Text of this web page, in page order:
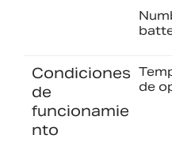
Condiciones
de
funcionamie
nto
de